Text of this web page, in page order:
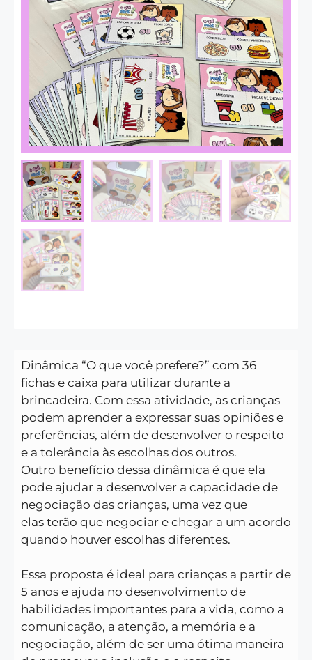
Dinâmica “O que você prefere?” com 36
fichas e caixa para utilizar durante a
brincadeira. Com essa atividade, as crianças
podem aprender a expressar suas opiniões e
preferências, além de desenvolver o respeito
e a tolerância às escolhas dos outros.
Outro benefício dessa dinâmica é que ela
pode ajudar a desenvolver a capacidade de
negociação das crianças, uma vez que
elas terão que negociar e chegar a um acordo
quando houver escolhas diferentes.
Essa proposta é ideal para crianças a partir de
5 anos e ajuda no desenvolvimento de
habilidades importantes para a vida, como a
comunicação, a atenção, a memória e a
negociação, além de ser uma ótima maneira